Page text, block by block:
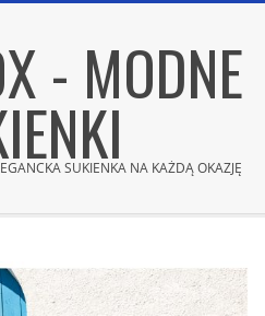
- MODNE
SUKIENKA NA KAŻDĄ OKAZJĘ